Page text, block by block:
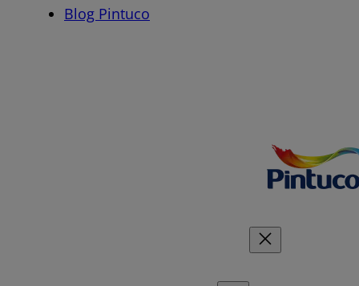
Blog Pintuco